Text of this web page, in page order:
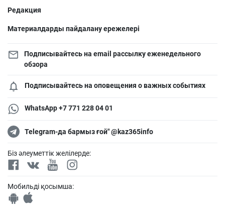
Редакция
Материалдарды пайдалану ережелері
Подписывайтесь на email рассылку еженедельного
обзора
Подписывайтесь на оповещения о важных событиях
WhatsApp +7 771 228 04 01
Telegram-да бармыз ғой" @kaz365info
Біз әлеуметтік желілерде:
Мобильді қосымша: